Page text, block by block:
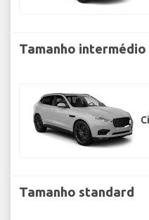
Tamanho intermédio
Tamanho standard